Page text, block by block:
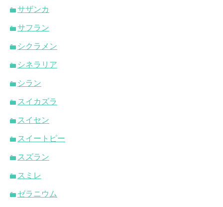
サザンカ
サフラン
シクラメン
シネラリア
シラン
スイカズラ
スイセン
スイートピー
スズラン
スミレ
ゼラニウム